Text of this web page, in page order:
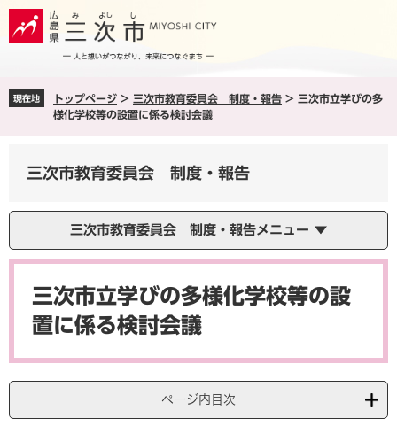
ペ
ジ
メ
ュ
へ
現在地 トップページ > 三次市教育委員会 制度・報告 > 三次市立学びの多
様化学校等の設置に係る検討会議
三次市教育委員会 制度・報告
三次市教育委員会 制度・報告メニュー
本
三次市立学びの多様化学校等の設
置に係る検討会議
ページ内目次